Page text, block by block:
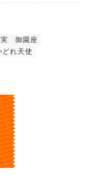
御園座
どれ天使